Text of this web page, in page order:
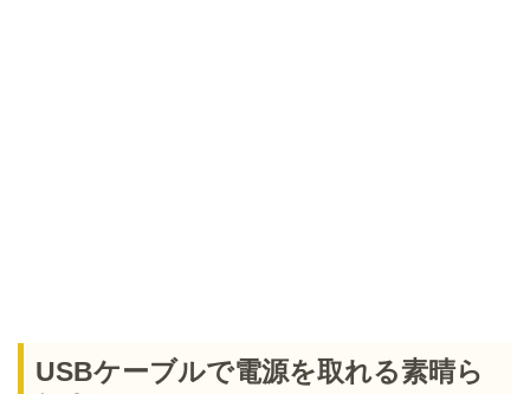
USBケーブルで電源を取れる素晴ら